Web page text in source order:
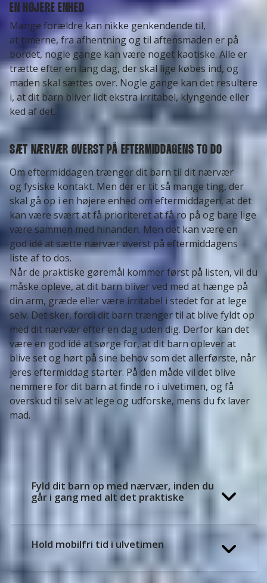
EN HØJERE ENHED
Mange forældre kan nikke genkendende til,
at timerne, fra afhentning og til aftensmaden er på
bordet, nogle gange kan være noget kaotiske. Alle er
trætte efter en lang dag, der skal lige købes ind, og
maden skal sættes over. Nogle gange kan det resultere
i, at dit barn bliver lidt ekstra irritabel, klyngende eller
ked af det.
SÆT NÆRVÆR ØVERST PÅ EFTERMIDDAGENS TO DO
Om eftermiddagen trænger dit barn til dit nærvær
og fysiske kontakt. Men der er tit så mange ting, der
skal gå op i en højere enhed om eftermiddagen, at det
kan være svært at få prioriteret at få ro på og bare lige
være sammen med hinanden. Men det kan være en
god idé at sætte nærvær øverst på eftermiddagens
liste af to dos.
Når de praktiske gøremål kommer først på listen, vil du
måske opleve, at dit barn bliver ved med at hænge på
din arm, græde eller være irritabel i stedet for at lege
selv. Det sker, fordi dit barn trænger til at blive fyldt op
med dit nærvær efter en dag uden dig. Derfor kan det
være en god idé at sørge for, at dit barn oplever at
blive set og hørt på sine behov som det allerførste, når
jeres eftermiddag starter. På den måde vil det blive
nemmere for dit barn at finde ro i ulvetimen, og få
overskud til selv at lege og udforske, mens du fx laver
mad.
Fyld dit barn op med nærvær, inden du
går i gang med alt det praktiske
Hold mobilfri tid i ulvetimen